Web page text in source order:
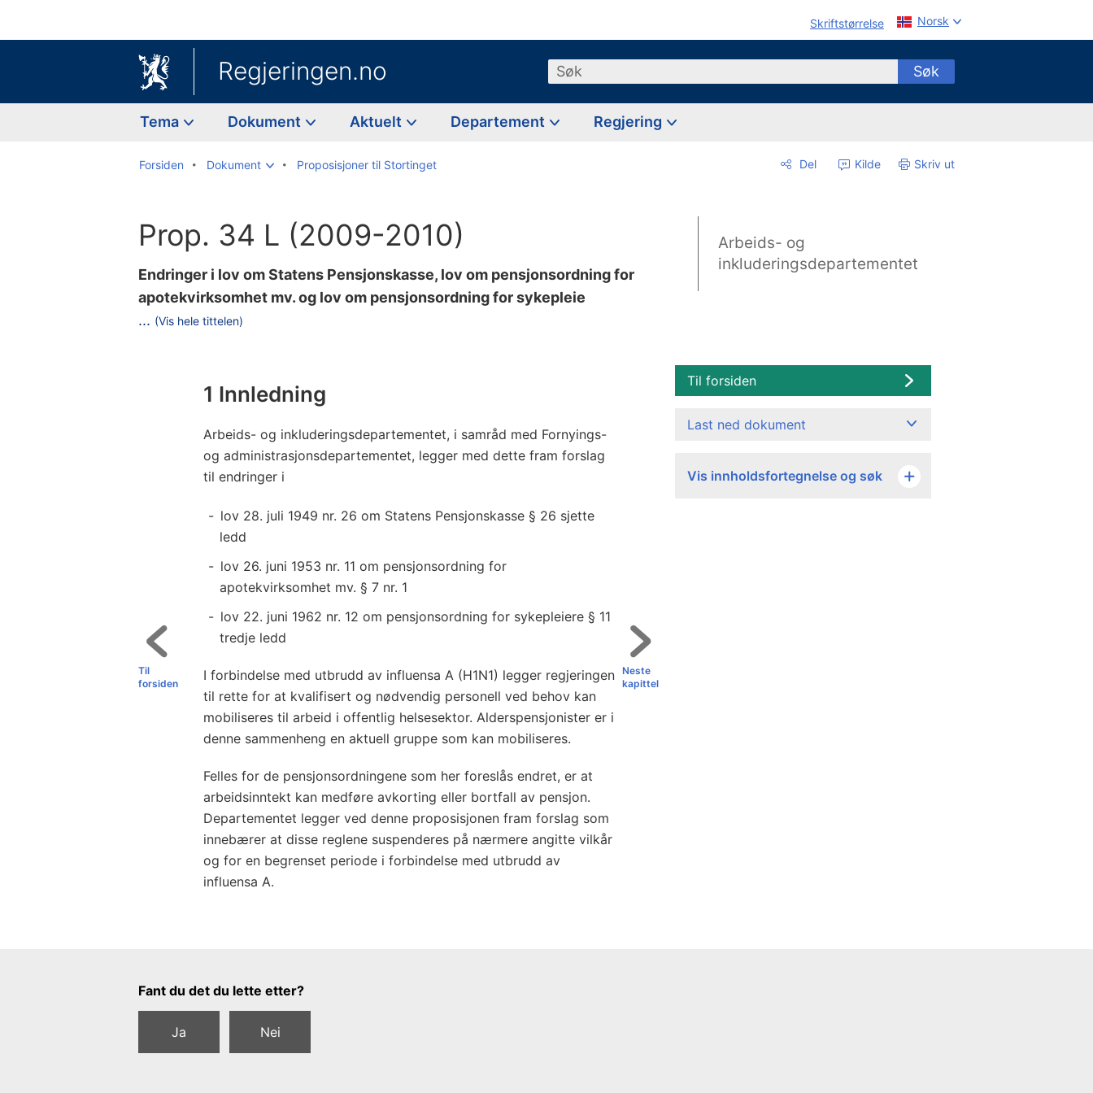
Skriftstørrelse Norsk
Regjeringen.no Søk Søk
Tema Dokument Aktuelt Departement Regjering
Forsiden Dokument Proposisjoner til Stortinget Del Kilde Skriv ut
Prop. 34 L (2009-2010)
Endringer i lov om Statens Pensjonskasse, lov om pensjonsordning for
apotekvirksomhet mv. og lov om pensjonsordning for sykepleie
... (Vis hele tittelen)
t
d
s
b
g
r
e
n
s
e
u
n
n
a
k
f
r
a
a
t
Arbeids- og
inkluderingsdepartementet
1 Innledning
Arbeids- og inkluderingsdepartementet, i samråd med Fornyings-
og administrasjonsdepartementet, legger med dette fram forslag
til endringer i
lov 28. juli 1949 nr. 26 om Statens Pensjonskasse § 26 sjette
ledd
lov 26. juni 1953 nr. 11 om pensjonsordning for
apotekvirksomhet mv. § 7 nr. 1
lov 22. juni 1962 nr. 12 om pensjonsordning for sykepleiere § 11
tredje ledd
I forbindelse med utbrudd av influensa A (H1N1) legger regjeringen
til rette for at kvalifisert og nødvendig personell ved behov kan
mobiliseres til arbeid i offentlig helsesektor. Alderspensjonister er i
denne sammenheng en aktuell gruppe som kan mobiliseres.
Felles for de pensjonsordningene som her foreslås endret, er at
arbeidsinntekt kan medføre avkorting eller bortfall av pensjon.
Departementet legger ved denne proposisjonen fram forslag som
innebærer at disse reglene suspenderes på nærmere angitte vilkår
og for en begrenset periode i forbindelse med utbrudd av
influensa A.
Neste
kapittel
Til
forsiden
Til forsiden
Last ned dokument
Vis innholdsfortegnelse og søk
Tilbakemeldingsskjema
Fant du det du lette etter?
Ja Nei